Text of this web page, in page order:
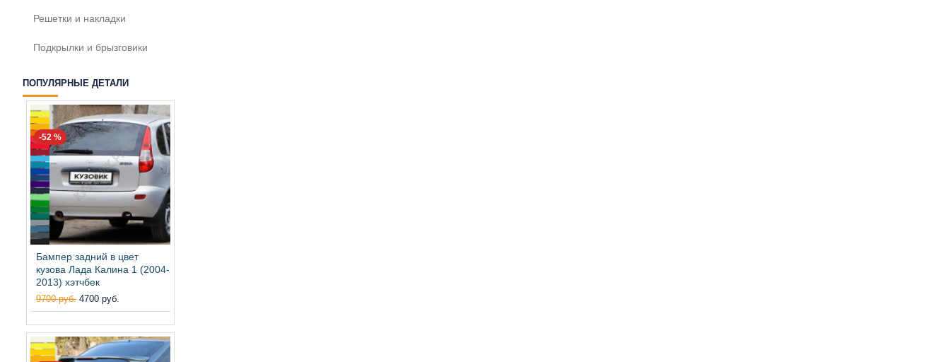
Решетки и накладки
Подкрылки и брызговики
ПОПУЛЯРНЫЕ ДЕТАЛИ
-52 %
Бампер задний в цвет
кузова Лада Калина 1 (2004-
2013) хэтчбек
9700 руб. 4700 руб.